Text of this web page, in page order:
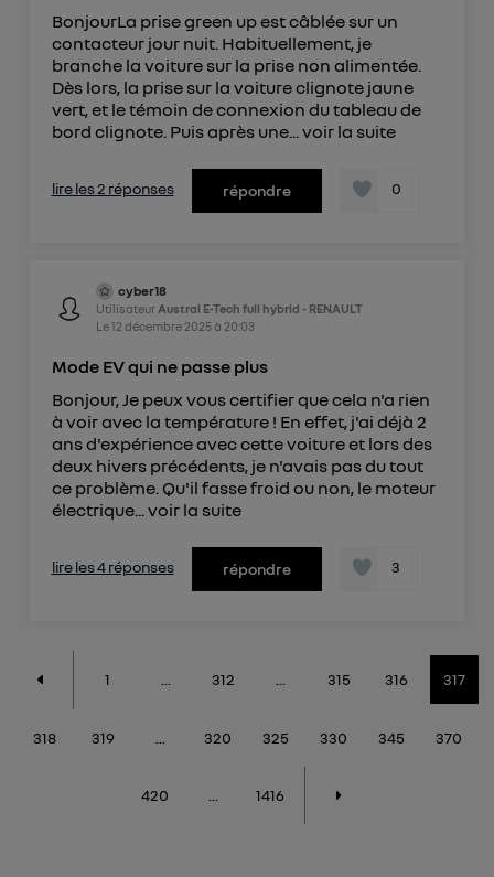
BonjourLa prise green up est câblée sur un
contacteur jour nuit. Habituellement, je
branche la voiture sur la prise non alimentée.
Dès lors, la prise sur la voiture clignote jaune
vert, et le témoin de connexion du tableau de
bord clignote. Puis après une... voir la suite
lire les 2 réponses répondre 0
cyber18
Utilisateur Austral E-Tech full hybrid - RENAULT
Le12 décembre 2025à 20:03
Mode EV qui ne passe plus
Bonjour, Je peux vous certifier que cela n'a rien
à voir avec la température ! En effet, j'ai déjà 2
ans d'expérience avec cette voiture et lors des
deux hivers précédents, je n'avais pas du tout
ce problème. Qu'il fasse froid ou non, le moteur
électrique...voir la suite
lire les 4 réponses répondre 3
1 312 315 316 317
318 319 320 325 330 345 370
420 1416